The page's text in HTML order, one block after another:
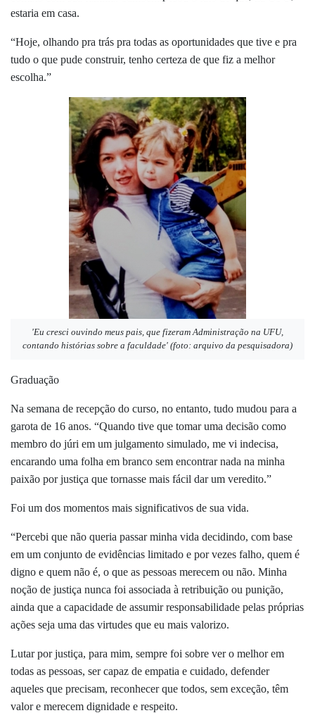
estaria em casa.
“Hoje, olhando pra trás pra todas as oportunidades que tive e pra
tudo o que pude construir, tenho certeza de que fiz a melhor
escolha.”
'Eu cresci ouvindo meus pais, que fizeram Administração na UFU,
contando histórias sobre a faculdade' (foto: arquivo da pesquisadora)
Graduação
Na semana de recepção do curso, no entanto, tudo mudou para a
garota de 16 anos. “Quando tive que tomar uma decisão como
membro do júri em um julgamento simulado, me vi indecisa,
encarando uma folha em branco sem encontrar nada na minha
paixão por justiça que tornasse mais fácil dar um veredito.”
Foi um dos momentos mais significativos de sua vida.
“Percebi que não queria passar minha vida decidindo, com base
em um conjunto de evidências limitado e por vezes falho, quem é
digno e quem não é, o que as pessoas merecem ou não. Minha
noção de justiça nunca foi associada à retribuição ou punição,
ainda que a capacidade de assumir responsabilidade pelas próprias
ações seja uma das virtudes que eu mais valorizo.
Lutar por justiça, para mim, sempre foi sobre ver o melhor em
todas as pessoas, ser capaz de empatia e cuidado, defender
aqueles que precisam, reconhecer que todos, sem exceção, têm
valor e merecem dignidade e respeito.